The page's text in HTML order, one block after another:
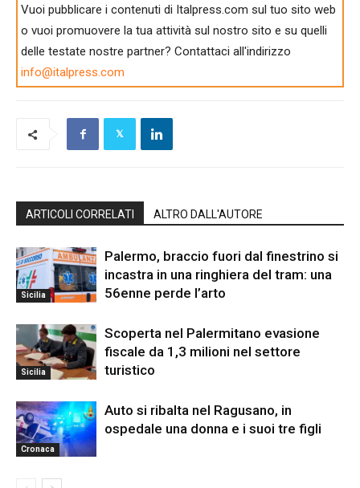
Vuoi pubblicare i contenuti di Italpress.com sul tuo sito web
o vuoi promuovere la tua attività sul nostro sito e su quelli
delle testate nostre partner? Contattaci all'indirizzo
info@italpress.com
ARTICOLI CORRELATI ALTRO DALL'AUTORE
Sicilia
Palermo, braccio fuori dal finestrino si
incastra in una ringhiera del tram: una
56enne perde l’arto
Sicilia
Scoperta nel Palermitano evasione
fiscale da 1,3 milioni nel settore
turistico
Cronaca
Auto si ribalta nel Ragusano, in
ospedale una donna e i suoi tre figli